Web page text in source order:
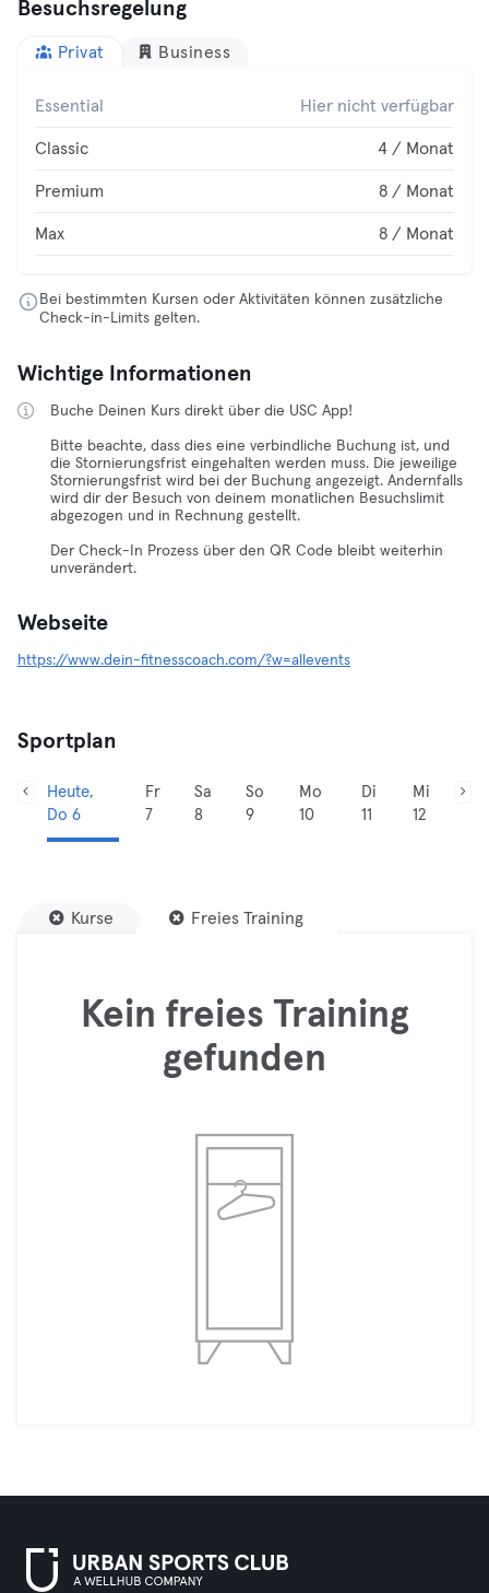
Besuchsregelung
Privat Business
Essential Hier nicht verfügbar
Classic 4 / Monat
Premium 8 / Monat
Max 8 / Monat
Bei bestimmten Kursen oder Aktivitäten können zusätzliche
Check-in-Limits gelten.
Wichtige Informationen
Buche Deinen Kurs direkt über die USC App!
Bitte beachte, dass dies eine verbindliche Buchung ist, und
die Stornierungsfrist eingehalten werden muss. Die jeweilige
Stornierungsfrist wird bei der Buchung angezeigt. Andernfalls
wird dir der Besuch von deinem monatlichen Besuchslimit
abgezogen und in Rechnung gestellt.
Der Check-In Prozess über den QR Code bleibt weiterhin
unverändert.
Webseite
https://www.dein-fitnesscoach.com/?w=allevents
Sportplan
Heute,
Do 6
Fr
7
Sa
8
So
9
Mo
10
Di
11
Mi
12
Kurse Freies Training
Kein freies Training
gefunden